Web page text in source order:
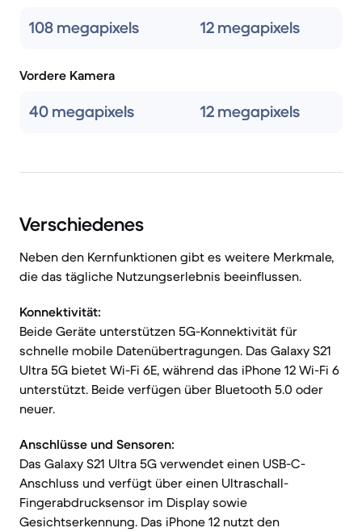
108 megapixels 12 megapixels
Vordere Kamera
40 megapixels 12 megapixels
Verschiedenes
Neben den Kernfunktionen gibt es weitere Merkmale,
die das tägliche Nutzungserlebnis beeinflussen.
Konnektivität:
Beide Geräte unterstützen 5G-Konnektivität für
schnelle mobile Datenübertragungen. Das Galaxy S21
Ultra 5G bietet Wi-Fi 6E, während das iPhone 12 Wi-Fi 6
unterstützt. Beide verfügen über Bluetooth 5.0 oder
neuer.
Anschlüsse und Sensoren:
Das Galaxy S21 Ultra 5G verwendet einen USB-C-
Anschluss und verfügt über einen Ultraschall-
Fingerabdrucksensor im Display sowie
Gesichtserkennung. Das iPhone 12 nutzt den